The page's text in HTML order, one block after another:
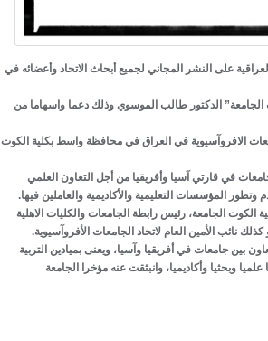
على النشر المجاني لجميع أبحاث الاتحاد وأعضائه في
الجامعة” الدكتور طالب الموسوي وذلك دعما واسهاما من
الافروآسيوية في العراق في محافظة واسط بكلية الكوت
في قارتي آسيا وأفريقيا من أجل التعاون العلمي
وتطور المؤسسات التعليمية والأكاديمية والعاملين فيها.
الجامعة، رئيس رابطة الجامعات والكليات الاهلية
نائب الأمين العام لاتحاد الجامعات الأفروآسيوية.
أن اتحاد الجامعات الأفروآسيوية تأسس عام ٢٠١٦ بالتعاون بين جامعات في أفريقيا وآسيا، ويعنى بميادين التربية
وبحثيا وأكاديميا، وانبثقت عنه مؤخرا الجامعة